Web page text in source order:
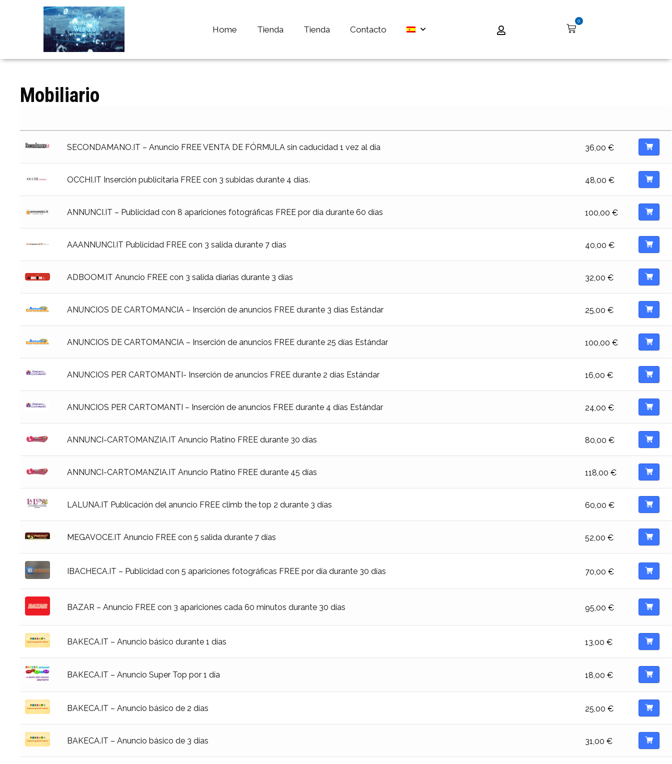
Home Tienda Tienda Contacto
0
Mobiliario
SECONDAMANO.IT – Anuncio FREE VENTA DE FÓRMULA sin caducidad 1 vez al día 36,00 €
OCCHI.IT Inserción publicitaria FREE con 3 subidas durante 4 días. 48,00 €
ANNUNCI.IT – Publicidad con 8 apariciones fotográficas FREE por día durante 60 días 100,00 €
AAANNUNCI.IT Publicidad FREE con 3 salida durante 7 días 40,00 €
ADBOOM.IT Anuncio FREE con 3 salida diarias durante 3 días 32,00 €
ANUNCIOS DE CARTOMANCIA – Inserción de anuncios FREE durante 3 días Estándar 25,00 €
ANUNCIOS DE CARTOMANCIA – Inserción de anuncios FREE durante 25 días Estándar 100,00 €
ANUNCIOS PER CARTOMANTI- Inserción de anuncios FREE durante 2 días Estándar 16,00 €
ANUNCIOS PER CARTOMANTI – Inserción de anuncios FREE durante 4 días Estándar 24,00 €
ANNUNCI-CARTOMANZIA.IT Anuncio Platino FREE durante 30 días 80,00 €
ANNUNCI-CARTOMANZIA.IT Anuncio Platino FREE durante 45 días 118,00 €
LALUNA.IT Publicación del anuncio FREE climb the top 2 durante 3 días 60,00 €
MEGAVOCE.IT Anuncio FREE con 5 salida durante 7 días 52,00 €
IBACHECA.IT – Publicidad con 5 apariciones fotográficas FREE por día durante 30 días 70,00 €
BAZAR – Anuncio FREE con 3 apariciones cada 60 minutos durante 30 días 95,00 €
BAKECA.IT – Anuncio básico durante 1 días 13,00 €
BAKECA.IT – Anuncio Super Top por 1 día 18,00 €
BAKECA.IT – Anuncio básico de 2 días 25,00 €
BAKECA.IT – Anuncio básico de 3 días 31,00 €